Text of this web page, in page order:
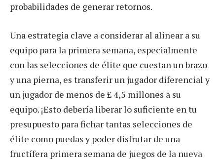
probabilidades de generar retornos.
Una estrategia clave a considerar al alinear a su
equipo para la primera semana, especialmente
con las selecciones de élite que cuestan un brazo
y una pierna, es transferir un jugador diferencial y
un jugador de menos de £ 4,5 millones a su
equipo. ¡Esto debería liberar lo suficiente en tu
presupuesto para fichar tantas selecciones de
élite como puedas y poder disfrutar de una
fructífera primera semana de juegos de la nueva